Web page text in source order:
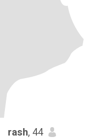
rash, 44